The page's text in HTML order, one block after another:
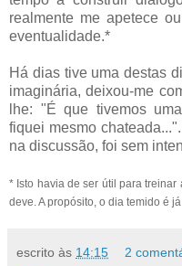
realmente me apetece
eventualidade.*
Há dias tive uma destas
imaginária, deixou-me
lhe: "É que tivemos
fiquei mesmo
na discussão, foi sem
* Isto havia de ser útil para
deve. A propósito, o dia temido é
escrito às 14:15 2